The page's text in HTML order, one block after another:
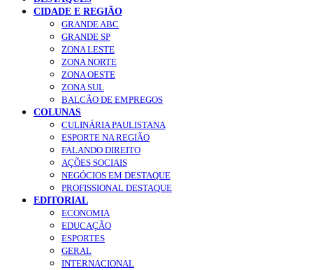
CIDADE E REGIÃO
GRANDE ABC
GRANDE SP
ZONA LESTE
ZONA NORTE
ZONA OESTE
ZONA SUL
BALCÃO DE EMPREGOS
COLUNAS
CULINÁRIA PAULISTANA
ESPORTE NA REGIÃO
FALANDO DIREITO
AÇÕES SOCIAIS
NEGÓCIOS EM DESTAQUE
PROFISSIONAL DESTAQUE
EDITORIAL
ECONOMIA
EDUCAÇÃO
ESPORTES
GERAL
INTERNACIONAL